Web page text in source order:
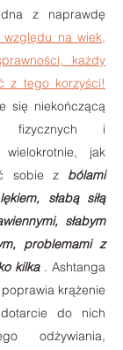
z naprawdę
względu na wiek,
każdy
z tego korzyści!
się niekończącą
fizycznych i
wielokrotnie, jak
sobie z bólami
słabą siłą
słabym
problemami z
kilka. Ashtanga
krążenie
do nich
odżywiania,